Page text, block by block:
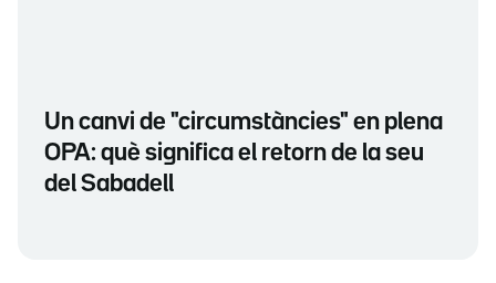
Un canvi de "circumstàncies" en plena
OPA: què significa el retorn de la seu
del Sabadell